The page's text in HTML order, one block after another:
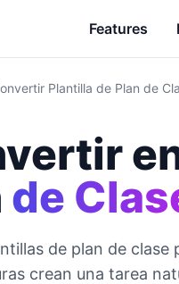
Features
Plantilla de Plan de
de
de plan de
crean una tarea